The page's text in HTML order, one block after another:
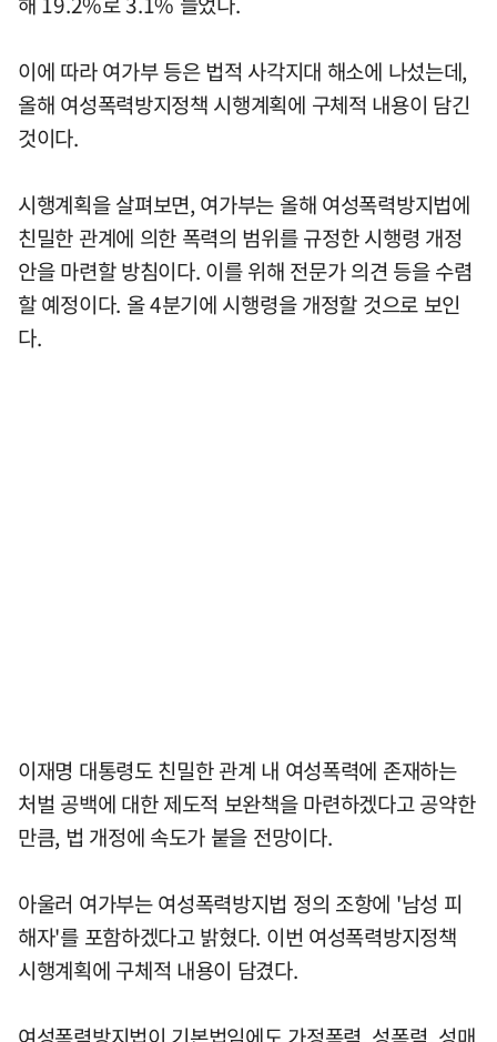
이에 따라 여가부 등은 법적 사각지대 해소에 나섰는데,
올해 여성폭력방지정책 시행계획에 구체적 내용이 담긴
것이다.
시행계획을 살펴보면, 여가부는 올해 여성폭력방지법에
친밀한 관계에 의한 폭력의 범위를 규정한 시행령 개정
안을 마련할 방침이다. 이를 위해 전문가 의견 등을 수렴
할 예정이다. 올 4분기에 시행령을 개정할 것으로 보인
다.
이재명 대통령도 친밀한 관계 내 여성폭력에 존재하는
처벌 공백에 대한 제도적 보완책을 마련하겠다고 공약한
만큼, 법 개정에 속도가 붙을 전망이다.
아울러 여가부는 여성폭력방지법 정의 조항에 '남성 피
해자'를 포함하겠다고 밝혔다. 이번 여성폭력방지정책
시행계획에 구체적 내용이 담겼다.